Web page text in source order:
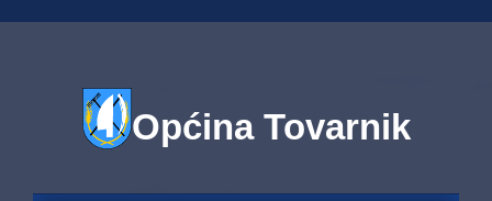
Općina Tovarnik